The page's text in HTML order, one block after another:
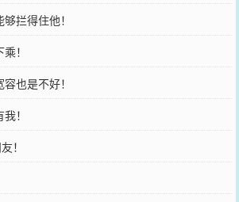
拦得住他！
！
也是不好！
！
！